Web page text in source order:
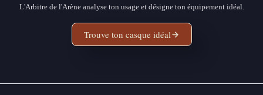
L'Arbitre de l'Arène analyse ton usage et désigne ton équipement idéal.
Trouve ton casque idéal